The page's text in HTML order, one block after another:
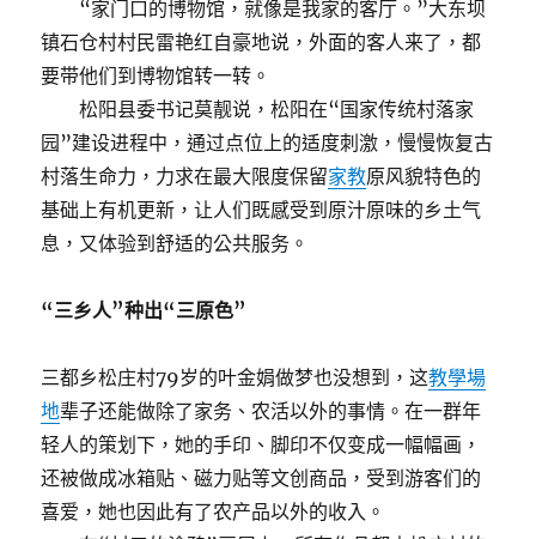
“家门口的博物馆，就像是我家的客厅。”大东坝
镇石仓村村民雷艳红自豪地说，外面的客人来了，都
要带他们到博物馆转一转。
松阳县委书记莫靓说，松阳在“国家传统村落家
园”建设进程中，通过点位上的适度刺激，慢慢恢复古
村落生命力，力求在最大限度保留家教原风貌特色的
基础上有机更新，让人们既感受到原汁原味的乡土气
息，又体验到舒适的公共服务。
“三乡人”种出“三原色”
三都乡松庄村79岁的叶金娟做梦也没想到，这教學場
地辈子还能做除了家务、农活以外的事情。在一群年
轻人的策划下，她的手印、脚印不仅变成一幅幅画，
还被做成冰箱贴、磁力贴等文创商品，受到游客们的
喜爱，她也因此有了农产品以外的收入。